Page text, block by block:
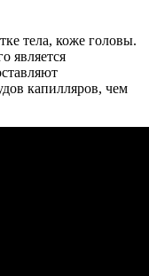
тела, коже головы.
является
капилляров, чем